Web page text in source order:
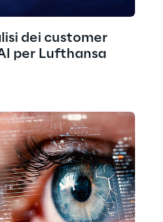
dei customer
per Lufthansa